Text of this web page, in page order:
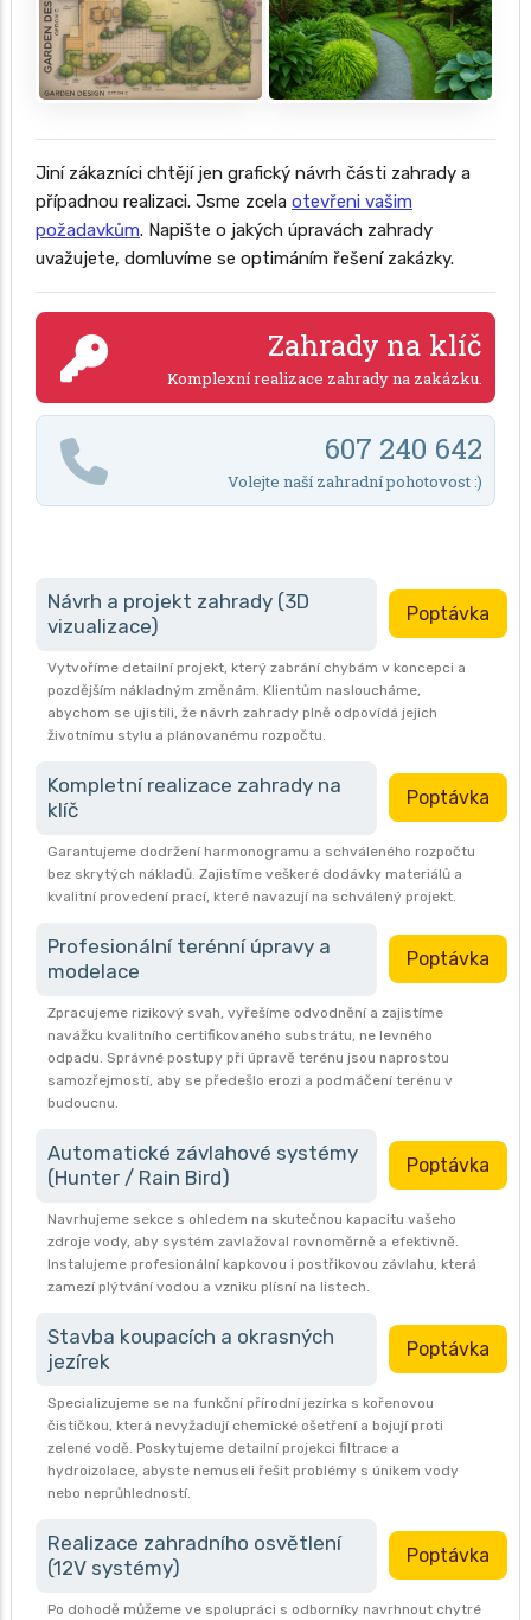
Jiní zákazníci chtějí jen grafický návrh části zahrady a
případnou realizaci. Jsme zcela otevřeni vašim
požadavkům. Napište o jakých úpravách zahrady
uvažujete, domluvíme se optimáním řešení zakázky.
Zahrady na klíč
Komplexní realizace zahrady na zakázku.
607 240 642
Volejte naší zahradní pohotovost :)
Návrh a projekt zahrady (3D
vizualizace)
Poptávka
Vytvoříme detailní projekt, který zabrání chybám v koncepci a
pozdějším nákladným změnám. Klientům nasloucháme,
abychom se ujistili, že návrh zahrady plně odpovídá jejich
životnímu stylu a plánovanému rozpočtu.
Kompletní realizace zahrady na
klíč
Poptávka
Garantujeme dodržení harmonogramu a schváleného rozpočtu
bez skrytých nákladů. Zajistíme veškeré dodávky materiálů a
kvalitní provedení prací, které navazují na schválený projekt.
Profesionální terénní úpravy a
modelace
Poptávka
Zpracujeme rizikový svah, vyřešíme odvodnění a zajistíme
navážku kvalitního certifikovaného substrátu, ne levného
odpadu. Správné postupy při úpravě terénu jsou naprostou
samozřejmostí, aby se předešlo erozi a podmáčení terénu v
budoucnu.
Automatické závlahové systémy
(Hunter / Rain Bird)
Poptávka
Navrhujeme sekce s ohledem na skutečnou kapacitu vašeho
zdroje vody, aby systém zavlažoval rovnoměrně a efektivně.
Instalujeme profesionální kapkovou i postřikovou závlahu, která
zamezí plýtvání vodou a vzniku plísní na listech.
Stavba koupacích a okrasných
jezírek
Poptávka
Specializujeme se na funkční přírodní jezírka s kořenovou
čističkou, která nevyžadují chemické ošetření a bojují proti
zelené vodě. Poskytujeme detailní projekci filtrace a
hydroizolace, abyste nemuseli řešit problémy s únikem vody
nebo neprůhledností.
Realizace zahradního osvětlení
(12V systémy)
Poptávka
Po dohodě můžeme ve spolupráci s odborníky navrhnout chytré